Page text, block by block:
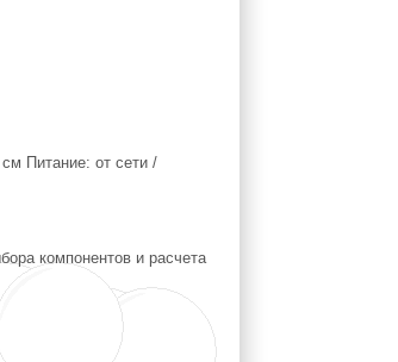
Питание: от сети /
компонентов и расчета